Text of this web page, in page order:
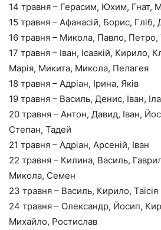
14 травня – Герасим, Юхим, Гнат,
15 травня – Афанасій, Борис, Гліб,
16 травня – Микола, Павло, Петро,
17 травня – Іван, Ісаакій, Кирило,
Марія, Микита, Микола, Пелагея
18 травня – Адріан, Ірина, Яків
19 травня – Василь, Денис, Іван,
20 травня – Антон, Давид, Іван,
Степан, Тадей
21 травня – Адріан, Арсеній, Іван
22 травня – Килина, Василь,
Микола, Семен
23 травня – Василь, Кирило, Таїсія
24 травня – Олександр, Йосип,
Михайло, Ростислав